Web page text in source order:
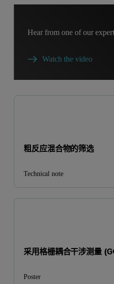
Hear from one of our
Watch the video
粗反应混合物的筛选
Technical note
采用格栅耦合干涉测量
Poster